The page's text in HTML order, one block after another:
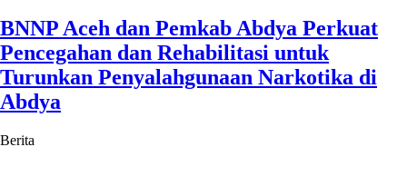
BNNP Aceh dan Pemkab Abdya Perkuat
Pencegahan dan Rehabilitasi untuk
Turunkan Penyalahgunaan Narkotika di
Abdya
Berita